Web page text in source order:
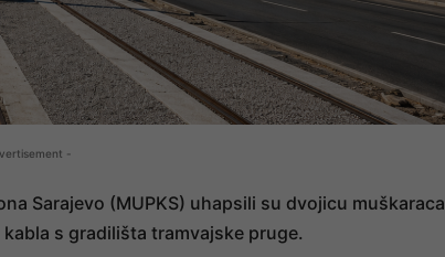
-
Sarajevo (MUPKS) uhapsili su dvojicu muškaraca
s gradilišta tramvajske pruge.